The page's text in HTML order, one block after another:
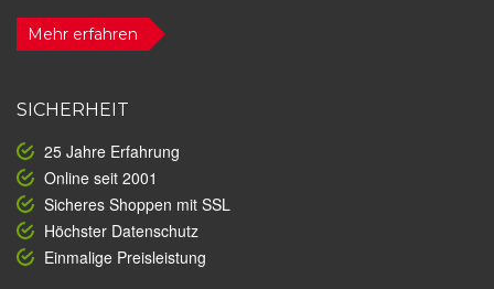
Mehr erfahren
SICHERHEIT
25 Jahre Erfahrung
Online seit 2001
Sicheres Shoppen mit SSL
Höchster Datenschutz
Einmalige Preisleistung